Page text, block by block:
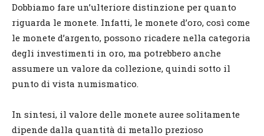
Dobbiamo fare un’ulteriore distinzione per quanto
riguarda le monete. Infatti, le monete d’oro, così come
le monete d’argento, possono ricadere nella categoria
degli investimenti in oro, ma potrebbero anche
assumere un valore da collezione, quindi sotto il
punto di vista numismatico.
In sintesi, il valore delle monete auree solitamente
dipende dalla quantità di metallo prezioso